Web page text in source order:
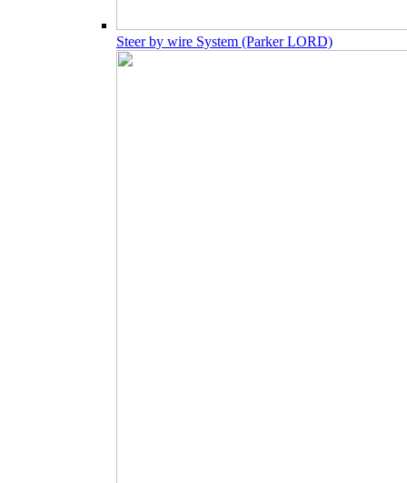
Steer by wire System (Parker LORD)